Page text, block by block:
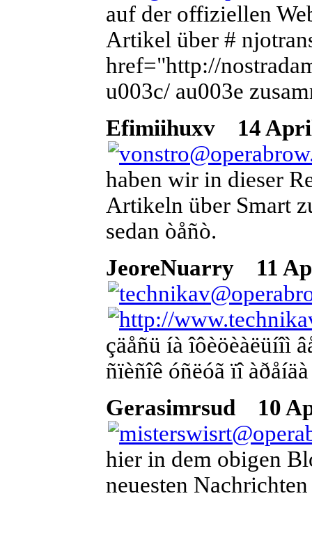
auf der offiziellen
Artikel über #
href="http://
u003c/ au003e
Efimiihuxv
14
haben wir in dieser
Artikeln über Smart
sedan òåñò.
JeoreNuarry
11
çäåñü íà îôèöèàëüíîì
ñïèñîê óñëóã ïî
Gerasimrsud
10
hier in dem obigen
neuesten